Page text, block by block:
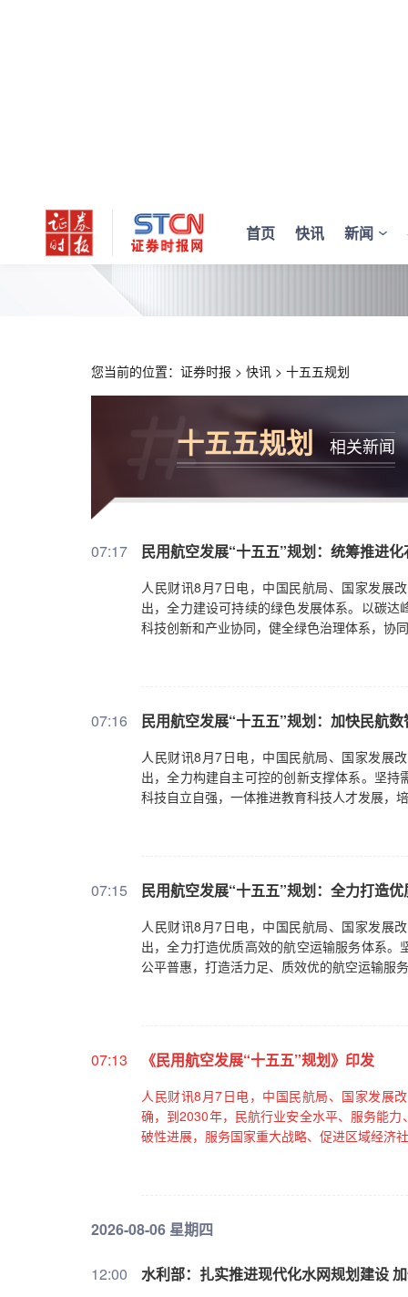
首页 快讯 新闻
您当前的位置： 证券时报 > 快讯 > 十五五规划
十五五规划 相关新闻
07:17 民用航空发展“十五五”规划：统筹推进
人民财讯8月7日电，中国民航局、国家发展
出，全力建设可持续的绿色发展体系。以碳
科技创新和产业协同，健全绿色治理体系，协
07:16 民用航空发展“十五五”规划：加快民航
人民财讯8月7日电，中国民航局、国家发展
出，全力构建自主可控的创新支撑体系。坚
科技自立自强，一体推进教育科技人才发展，
07:15 民用航空发展“十五五”规划：全力打造
人民财讯8月7日电，中国民航局、国家发展
出，全力打造优质高效的航空运输服务体系
公平普惠，打造活力足、质效优的航空运输服
07:13 《民用航空发展“十五五”规划》印发
人民财讯8月7日电，中国民航局、国家发展
确，到2030年，民航行业安全水平、服务能
破性进展，服务国家重大战略、促进区域经济
2026-08-06 星期四
12:00 水利部：扎实推进现代化水网规划建设